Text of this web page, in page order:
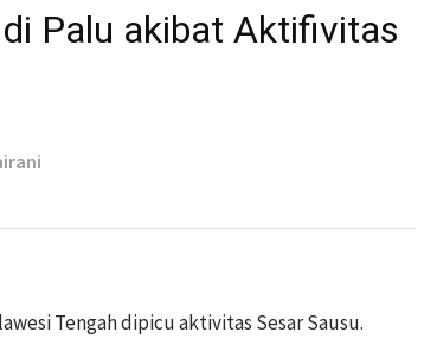
Palu akibat Aktifivitas
Tengah dipicu aktivitas Sesar Sausu.